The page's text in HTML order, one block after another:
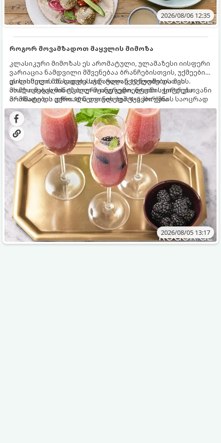
2026/08/06 12:35
როგორ მოვამზადოთ მაყვლის მიმოზა
კლასიკური მიმოზას ეს არომატული, ულამაზესი იისფერი
ვარიაცია ნამდვილი მშვენებაა ბრანჩებისთვის, უქმეების
დილისთვის ან სადღესასწაულო წვეულებებისთვის.
ახალი მაყვლის ტკბილ-მჟავე გემო, ლაიმის ციტრუსოვანი
არომატი და ცქრიალა ღვინის ბუშტუკები ქმნის საოცრად
დახვეწილ და მაგრილებელ კოქტეილს.
ეს სასმელი მზადდება სულ რაღაც 10 წუთში და მის
მომზადებას მინიმალური ინგრედიენტები სჭირდება.
მომზადების დრო: 10 წუთი ულუფა: 4–6 პორცია
2026/08/05 13:17